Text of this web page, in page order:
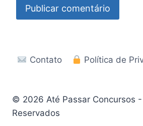
Contato Política de
© 2026 Até Passar Concursos
Reservados